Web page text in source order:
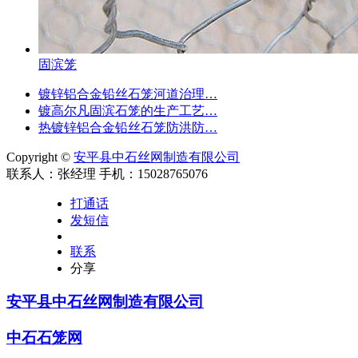
固滨笼
镀锌铝合金铅丝石笼河道治理…
镀高尔凡固滨石笼的生产工艺…
热镀锌铝合金铅丝石笼防洪防…
Copyright © 安平县中石丝网制造有限公司
联系人：张经理 手机：15028765076
打通话
发短信
联系
分享
安平县中石丝网制造有限公司
中石石笼网